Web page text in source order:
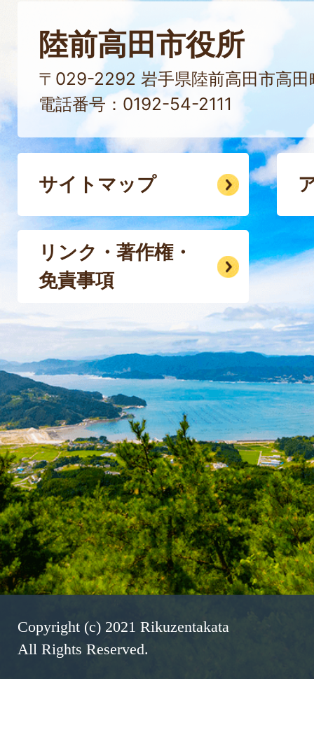
陸前高田市役所
〒029-2292 岩手県陸前高田市高田
電話番号：0192-54-2111
サイトマップ
リンク・著作権・
免責事項
Copyright (c) 2021 Rikuzentakata
All Rights Reserved.